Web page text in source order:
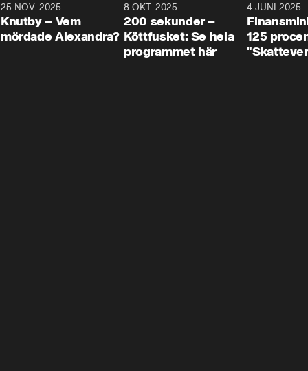
31:05
25 NOV. 2025
Knutby – Vem
mördade Alexandra?
4:29
8 OKT. 2025
200 sekunder –
Köttfusket: Se hela
programmet här
4 JUNI 2025
125